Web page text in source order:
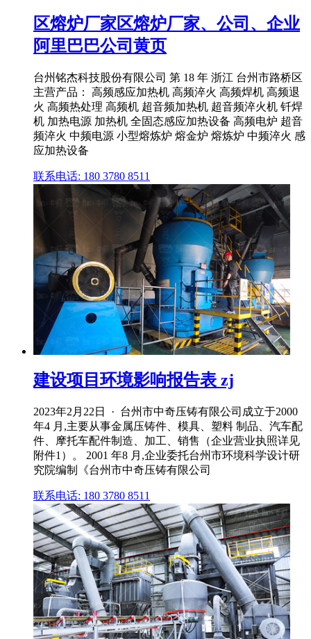
区熔炉厂家区熔炉厂家、公司、企业
阿里巴巴公司黄页
台州铭杰科技股份有限公司 第 18 年 浙江 台州市路桥区
主营产品： 高频感应加热机 高频淬火 高频焊机 高频退
火 高频热处理 高频机 超音频加热机 超音频淬火机 钎焊
机 加热电源 加热机 全固态感应加热设备 高频电炉 超音
频淬火 中频电源 小型熔炼炉 熔金炉 熔炼炉 中频淬火 感
应加热设备
联系电话: 180 3780 8511
建设项目环境影响报告表 zj
2023年2月22日 · 台州市中奇压铸有限公司成立于2000
年4 月,主要从事金属压铸件、模具、塑料 制品、汽车配
件、摩托车配件制造、加工、销售（企业营业执照详见
附件1）。 2001 年8 月,企业委托台州市环境科学设计研
究院编制《台州市中奇压铸有限公司
联系电话: 180 3780 8511